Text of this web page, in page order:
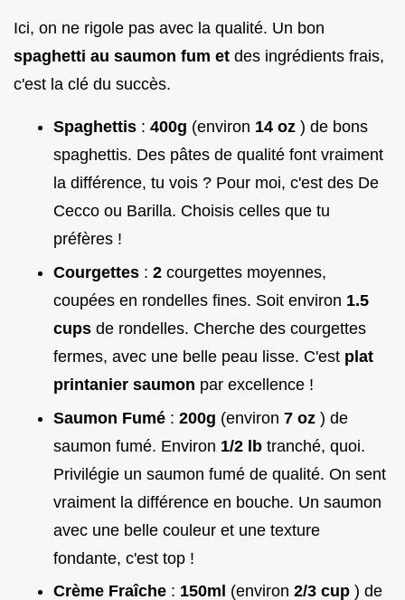
Ici, on ne rigole pas avec la qualité. Un bon
spaghetti au saumon fum et des ingrédients frais,
c'est la clé du succès.
Spaghettis : 400g (environ 14 oz ) de bons
spaghettis. Des pâtes de qualité font vraiment
la différence, tu vois ? Pour moi, c'est des De
Cecco ou Barilla. Choisis celles que tu
préfères !
Courgettes : 2 courgettes moyennes,
coupées en rondelles fines. Soit environ 1.5
cups de rondelles. Cherche des courgettes
fermes, avec une belle peau lisse. C'est plat
printanier saumon par excellence !
Saumon Fumé : 200g (environ 7 oz ) de
saumon fumé. Environ 1/2 lb tranché, quoi.
Privilégie un saumon fumé de qualité. On sent
vraiment la différence en bouche. Un saumon
avec une belle couleur et une texture
fondante, c'est top !
Crème Fraîche : 150ml (environ 2/3 cup ) de